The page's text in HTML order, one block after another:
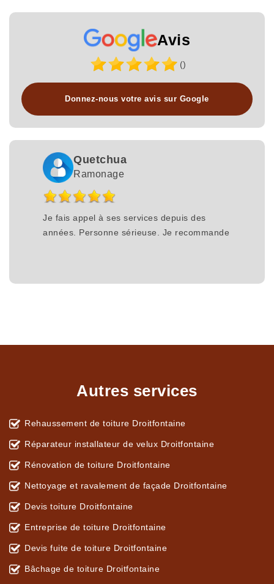
Avis
()
Donnez-nous votre avis sur Google
Quetchua
Ramonage
Je fais appel à ses services depuis des
années. Personne sérieuse. Je recommande
Autres services
Rehaussement de toiture Droitfontaine
Réparateur installateur de velux Droitfontaine
Rénovation de toiture Droitfontaine
Nettoyage et ravalement de façade Droitfontaine
Devis toiture Droitfontaine
Entreprise de toiture Droitfontaine
Devis fuite de toiture Droitfontaine
Bâchage de toiture Droitfontaine